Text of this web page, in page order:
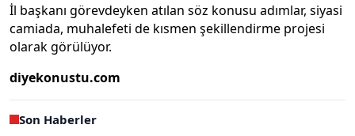
İl başkanı görevdeyken atılan söz konusu adımlar, siyasi
camiada, muhalefeti de kısmen şekillendirme projesi
olarak görülüyor.
diyekonustu.com
Son Haberler